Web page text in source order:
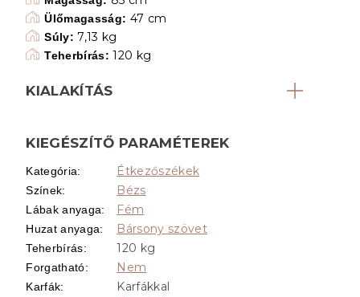
Ülőmagasság: 47 cm
Súly: 7,13 kg
Teherbírás: 120 kg
KIALAKÍTÁS
KIEGÉSZÍTŐ PARAMÉTEREK
Kategória: Étkezőszékek
Színek: Bézs
Lábak anyaga: Fém
Huzat anyaga: Bársony szövet
Teherbírás: 120 kg
Forgatható: Nem
Karfák: Karfákkal